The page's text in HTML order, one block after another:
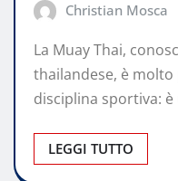
Christian Mosca
La Muay Thai,
thailandese, è
disciplina sportiva:
LEGGI TUTTO